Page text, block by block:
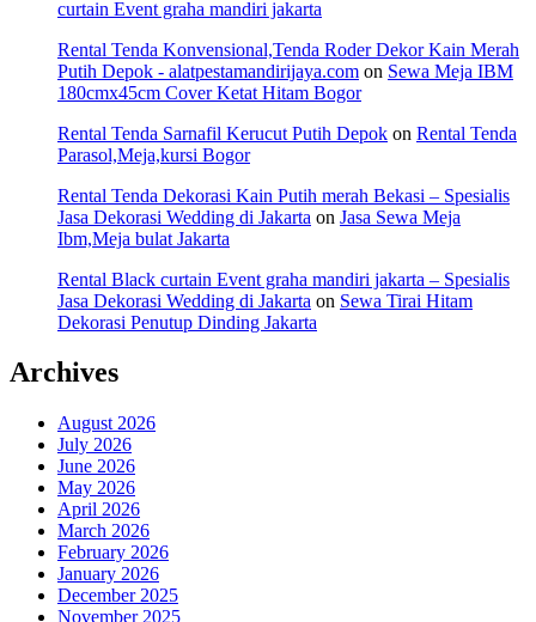
curtain Event graha mandiri jakarta
Rental Tenda Konvensional,Tenda Roder Dekor Kain Merah
Putih Depok - alatpestamandirijaya.com on Sewa Meja IBM
180cmx45cm Cover Ketat Hitam Bogor
Rental Tenda Sarnafil Kerucut Putih Depok on Rental Tenda
Parasol,Meja,kursi Bogor
Rental Tenda Dekorasi Kain Putih merah Bekasi – Spesialis
Jasa Dekorasi Wedding di Jakarta on Jasa Sewa Meja
Ibm,Meja bulat Jakarta
Rental Black curtain Event graha mandiri jakarta – Spesialis
Jasa Dekorasi Wedding di Jakarta on Sewa Tirai Hitam
Dekorasi Penutup Dinding Jakarta
Archives
August 2026
July 2026
June 2026
May 2026
April 2026
March 2026
February 2026
January 2026
December 2025
November 2025